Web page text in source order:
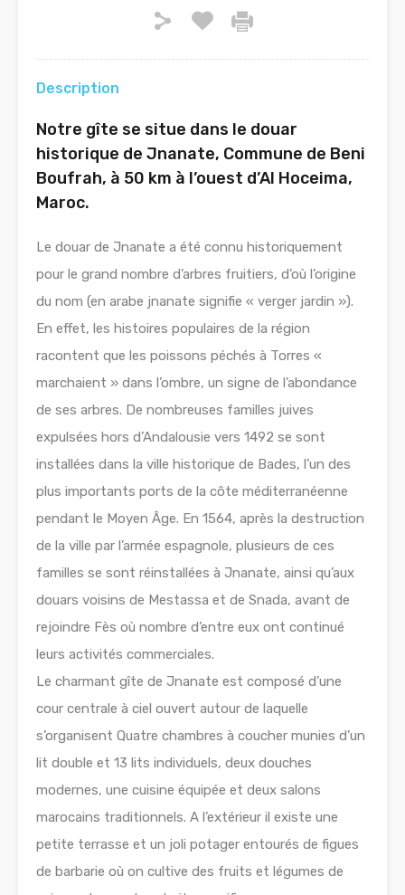
Description
Notre gîte se situe dans le douar
historique de Jnanate, Commune de Beni
Boufrah, à 50 km à l’ouest d’Al Hoceima,
Maroc.
Le douar de Jnanate a été connu historiquement
pour le grand nombre d’arbres fruitiers, d’où l’origine
du nom (en arabe jnanate signifie « verger jardin »).
En effet, les histoires populaires de la région
racontent que les poissons péchés à Torres «
marchaient » dans l’ombre, un signe de l’abondance
de ses arbres. De nombreuses familles juives
expulsées hors d’Andalousie vers 1492 se sont
installées dans la ville historique de Bades, l’un des
plus importants ports de la côte méditerranéenne
pendant le Moyen Âge. En 1564, après la destruction
de la ville par l’armée espagnole, plusieurs de ces
familles se sont réinstallées à Jnanate, ainsi qu’aux
douars voisins de Mestassa et de Snada, avant de
rejoindre Fès où nombre d’entre eux ont continué
leurs activités commerciales.
Le charmant gîte de Jnanate est composé d’une
cour centrale à ciel ouvert autour de laquelle
s’organisent Quatre chambres à coucher munies d’un
lit double et 13 lits individuels, deux douches
modernes, une cuisine équipée et deux salons
marocains traditionnels. A l’extérieur il existe une
petite terrasse et un joli potager entourés de figues
de barbarie où on cultive des fruits et légumes de